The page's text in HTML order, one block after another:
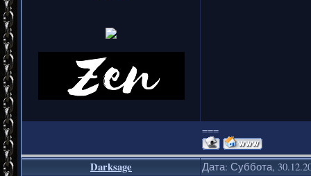
===
Darksage Дата: Суббота,